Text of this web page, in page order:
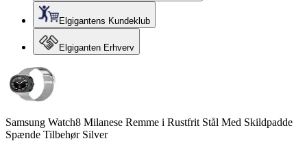
Elgigantens Kundeklub
Elgiganten Erhverv
Samsung Watch8 Milanese Remme i Rustfrit Stål Med Skildpadde
Spænde Tilbehør Silver